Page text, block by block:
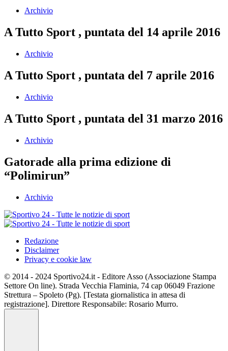
Archivio
A Tutto Sport , puntata del 14 aprile 2016
Archivio
A Tutto Sport , puntata del 7 aprile 2016
Archivio
A Tutto Sport , puntata del 31 marzo 2016
Archivio
Gatorade alla prima edizione di
“Polimirun”
Archivio
Redazione
Disclaimer
Privacy e cookie law
© 2014 - 2024 Sportivo24.it - Editore Asso (Associazione Stampa
Settore On line). Strada Vecchia Flaminia, 74 cap 06049 Frazione
Strettura – Spoleto (Pg). [Testata giornalistica in attesa di
registrazione]. Direttore Responsabile: Rosario Murro.